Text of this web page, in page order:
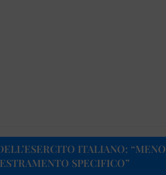
ITALIANO: “MENO
SPECIFICO”